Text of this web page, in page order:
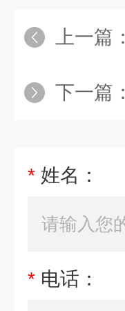
上一篇：
下一篇：
* 姓名：
* 电话：